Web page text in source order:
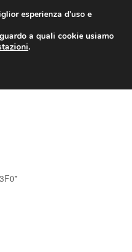
da 7 EUR
/800 580 290
esperienza d'uso e
a quali cookie usiamo
.